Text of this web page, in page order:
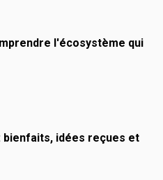
l'écosystème qui
bienfaits, idées reçues et